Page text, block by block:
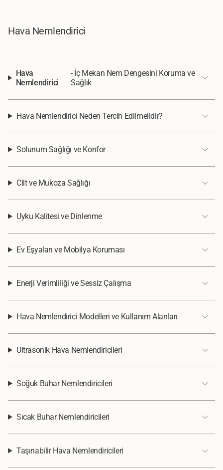
Hava Nemlendirici
Hava
Nemlendirici
- İç Mekan Nem Dengesini Koruma ve
Sağlık
Hava Nemlendirici Neden Tercih Edilmelidir?
Solunum Sağlığı ve Konfor
Cilt ve Mukoza Sağlığı
Uyku Kalitesi ve Dinlenme
Ev Eşyaları ve Mobilya Koruması
Enerji Verimliliği ve Sessiz Çalışma
Hava Nemlendirici Modelleri ve Kullanım Alanları
Ultrasonik Hava Nemlendiricileri
Soğuk Buhar Nemlendiricileri
Sıcak Buhar Nemlendiricileri
Taşınabilir Hava Nemlendiricileri